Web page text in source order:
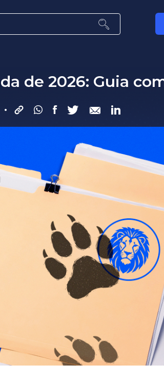
de 2026: Guia
•